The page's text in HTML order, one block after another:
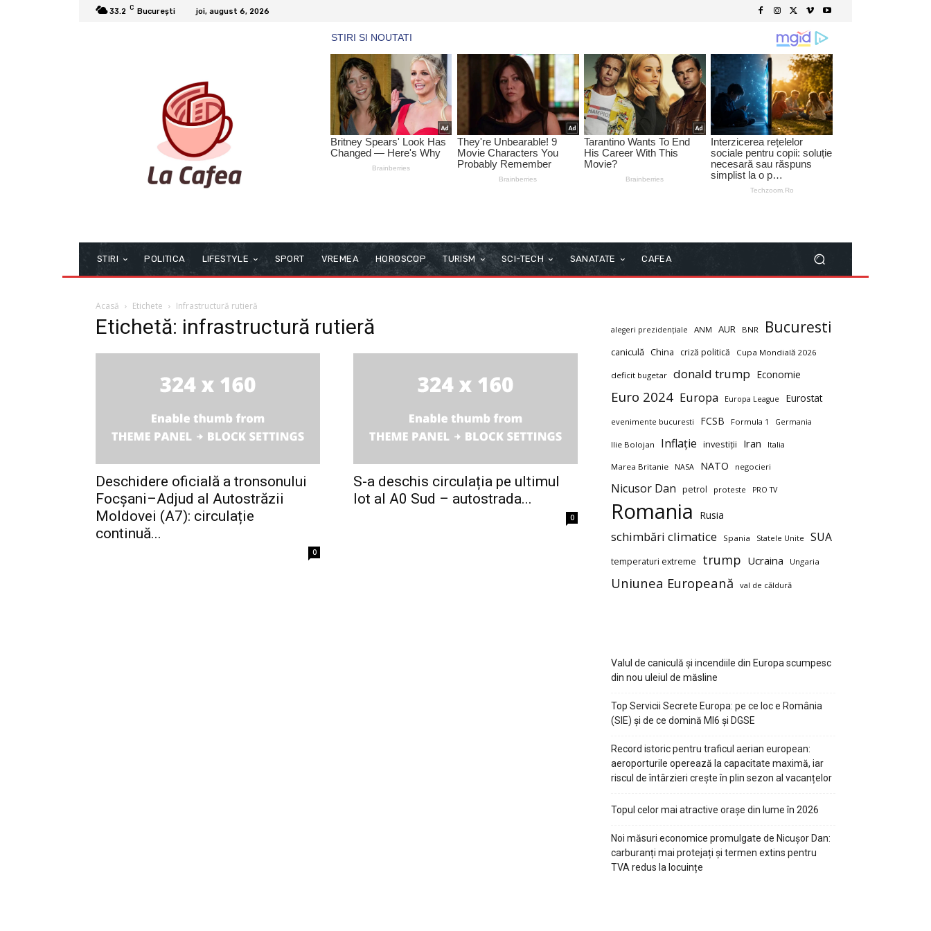
33.2 C București joi, august 6, 2026
STIRI POLITICA LIFESTYLE SPORT VREMEA HOROSCOP TURISM SCI-TECH SANATATE CAFEA
Acasă Etichete Infrastructură rutieră
Etichetă: infrastructură rutieră
Deschidere oficială a tronsonului
Focșani–Adjud al Autostrăzii
Moldovei (A7): circulație
continuă...
0
S-a deschis circulația pe ultimul
lot al A0 Sud – autostrada...
0
alegeri prezidențiale ANM AUR BNR Bucuresti
caniculă China criză politică Cupa Mondială 2026
deficit bugetar donald trump Economie
Euro 2024 Europa Europa League Eurostat
evenimente bucuresti FCSB Formula 1 Germania
Ilie Bolojan Inflație investiții Iran Italia
Marea Britanie NASA NATO negocieri
Nicusor Dan petrol proteste PRO TV
Romania Rusia
schimbări climatice Spania Statele Unite SUA
temperaturi extreme trump Ucraina Ungaria
Uniunea Europeană val de căldură
Valul de caniculă și incendiile din Europa scumpesc
din nou uleiul de măsline
Top Servicii Secrete Europa: pe ce loc e România
(SIE) și de ce domină MI6 și DGSE
Record istoric pentru traficul aerian european:
aeroporturile operează la capacitate maximă, iar
riscul de întârzieri crește în plin sezon al vacanțelor
Topul celor mai atractive orașe din lume în 2026
Noi măsuri economice promulgate de Nicușor Dan:
carburanți mai protejați și termen extins pentru
TVA redus la locuințe